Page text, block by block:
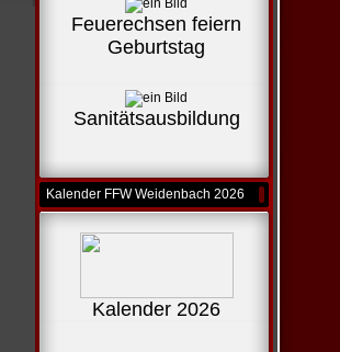
Feuerechsen feiern
Geburtstag
Sanitätsausbildung
Kalender FFW Weidenbach 2026
Kalender 2026